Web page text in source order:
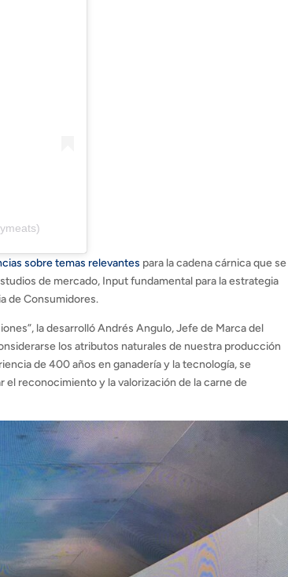
sobre temas relevantes para la cadena cárnica que se
de mercado, Input fundamental para la estrategia
de Consumidores.
la desarrolló Andrés Angulo, Jefe de Marca del
los atributos naturales de nuestra producción
de 400 años en ganadería y la tecnología, se
el reconocimiento y la valorización de la carne de